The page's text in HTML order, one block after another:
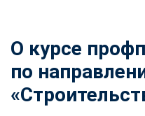
О курсе
по